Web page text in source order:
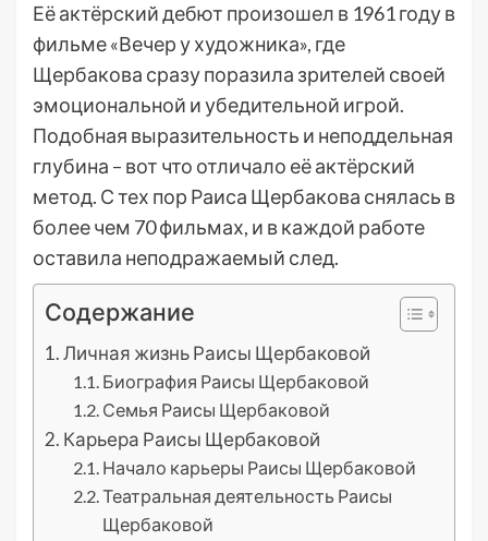
Её актёрский дебют произошел в 1961 году в
фильме «Вечер у художника», где
Щербакова сразу поразила зрителей своей
эмоциональной и убедительной игрой.
Подобная выразительность и неподдельная
глубина – вот что отличало её актёрский
метод. С тех пор Раиса Щербакова снялась в
более чем 70 фильмах, и в каждой работе
оставила неподражаемый след.
Содержание
Личная жизнь Раисы Щербаковой
Биография Раисы Щербаковой
Семья Раисы Щербаковой
Карьера Раисы Щербаковой
Начало карьеры Раисы Щербаковой
Театральная деятельность Раисы
Щербаковой